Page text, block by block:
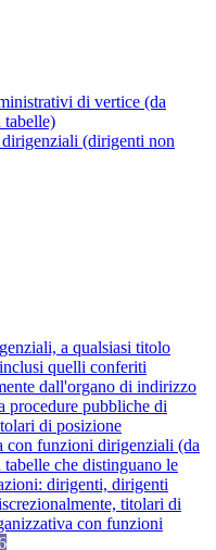
di vertice (da
tabelle)
(dirigenti non
a qualsiasi titolo
quelli conferiti
dall'organo di indirizzo
procedure pubbliche di
di posizione
con funzioni dirigenziali (da
che distinguano le
dirigenti, dirigenti
titolari di
con funzioni